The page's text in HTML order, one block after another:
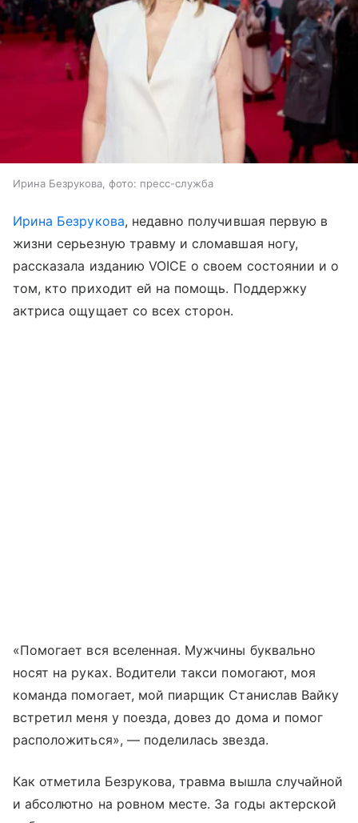
Ирина Безрукова, фото: пресс-служба
Ирина Безрукова, недавно получившая первую в
жизни серьезную травму и сломавшая ногу,
рассказала изданию VOICE о своем состоянии и о
том, кто приходит ей на помощь. Поддержку
актриса ощущает со всех сторон.
«Помогает вся вселенная. Мужчины буквально
носят на руках. Водители такси помогают, моя
команда помогает, мой пиарщик Станислав Вайку
встретил меня у поезда, довез до дома и помог
расположиться», — поделилась звезда.
Как отметила Безрукова, травма вышла случайной
и абсолютно на ровном месте. За годы актерской